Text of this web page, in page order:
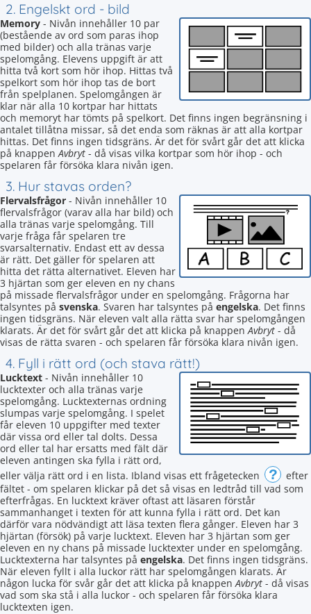
2. Engelskt ord - bild
Memory - Nivån innehåller 10 par
(bestående av ord som paras ihop
med bilder) och alla tränas varje
spelomgång. Elevens uppgift är att
hitta två kort som hör ihop. Hittas två
spelkort som hör ihop tas de bort
från spelplanen. Spelomgången är
klar när alla 10 kortpar har hittats
och memoryt har tömts på spelkort. Det finns ingen begränsning i
antalet tillåtna missar, så det enda som räknas är att alla kortpar
hittas. Det finns ingen tidsgräns. Är det för svårt går det att klicka
på knappenAvbryt - då visas vilka kortpar som hör ihop - och
spelaren får försöka klara nivån igen.
3. Hur stavas orden?
Flervalsfrågor - Nivån innehåller 10
flervalsfrågor (varav alla har bild) och
alla tränas varje spelomgång. Till
varje fråga får spelaren tre
svarsalternativ. Endast ett av dessa
är rätt. Det gäller för spelaren att
hitta det rätta alternativet. Eleven har
3 hjärtan som ger eleven en ny chans
på missade flervalsfrågor under en spelomgång. Frågorna har
talsyntes på svenska. Svaren har talsyntes på engelska. Det finns
ingen tidsgräns. När eleven valt alla rätta svar har spelomgången
klarats. Är det för svårt går det att klicka på knappenAvbryt - då
visas de rätta svaren - och spelaren får försöka klara nivån igen.
4. Fyll i rätt ord (och stava rätt!)
Lucktext - Nivån innehåller 10
lucktexter och alla tränas varje
spelomgång. Lucktexternas ordning
slumpas varje spelomgång. I spelet
får eleven 10 uppgifter med texter
där vissa ord eller tal dolts. Dessa
ord eller tal har ersatts med fält där
eleven antingen ska fylla i rätt ord,
eller välja rätt ord i en lista. Ibland visas ett frågetecken
?
efter
fältet - om spelaren klickar på det så visas en ledtråd till vad som
efterfrågas. En lucktext kräver oftast att läsaren förstår
sammanhanget i texten för att kunna fylla i rätt ord. Det kan
därför vara nödvändigt att läsa texten flera gånger. Eleven har 3
hjärtan (försök) på varje lucktext. Eleven har 3 hjärtan som ger
eleven en ny chans på missade lucktexter under en spelomgång.
Lucktexterna har talsyntes på engelska. Det finns ingen tidsgräns.
När eleven fyllt i alla luckor rätt har spelomgången klarats. Är
någon lucka för svår går det att klicka på knappenAvbryt - då visas
vad som ska stå i alla luckor - och spelaren får försöka klara
lucktexten igen.